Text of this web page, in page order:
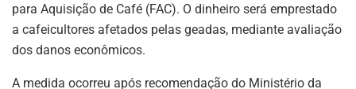
para Aquisição de Café (FAC). O dinheiro será emprestado
a cafeicultores afetados pelas geadas, mediante avaliação
dos danos econômicos.
A medida ocorreu após recomendação do Ministério da